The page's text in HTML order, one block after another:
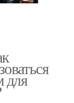
для